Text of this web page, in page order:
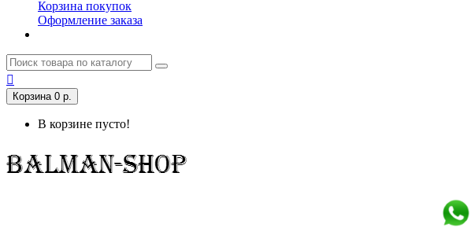
Корзина покупок
Оформление заказа
Корзина 0 р.
В корзине пусто!